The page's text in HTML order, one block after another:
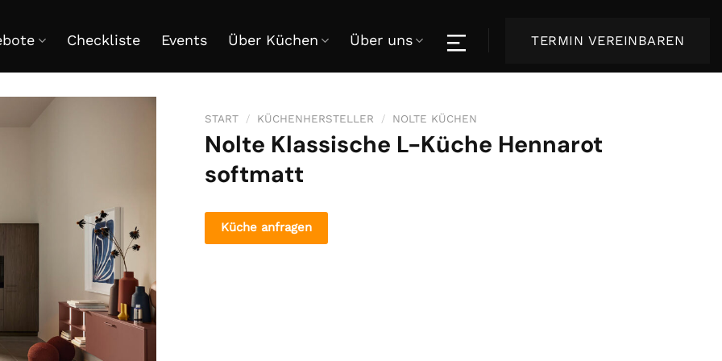
Checkliste Events Über Küchen Über uns TERMIN VEREINBAREN
START / KÜCHENHERSTELLER / NOLTE KÜCHEN
Nolte Klassische L-Küche Hennarot
softmatt
Küche anfragen